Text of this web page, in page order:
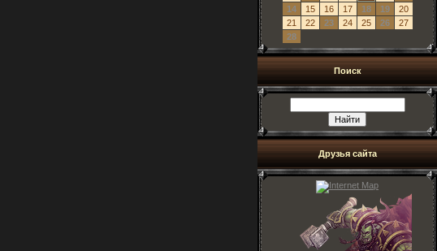
14
15 16 17 18 19
20
21
22 23 24 25 26
27
28
Поиск
Друзья сайта